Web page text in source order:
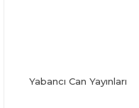
Yabancı Can Yayınları